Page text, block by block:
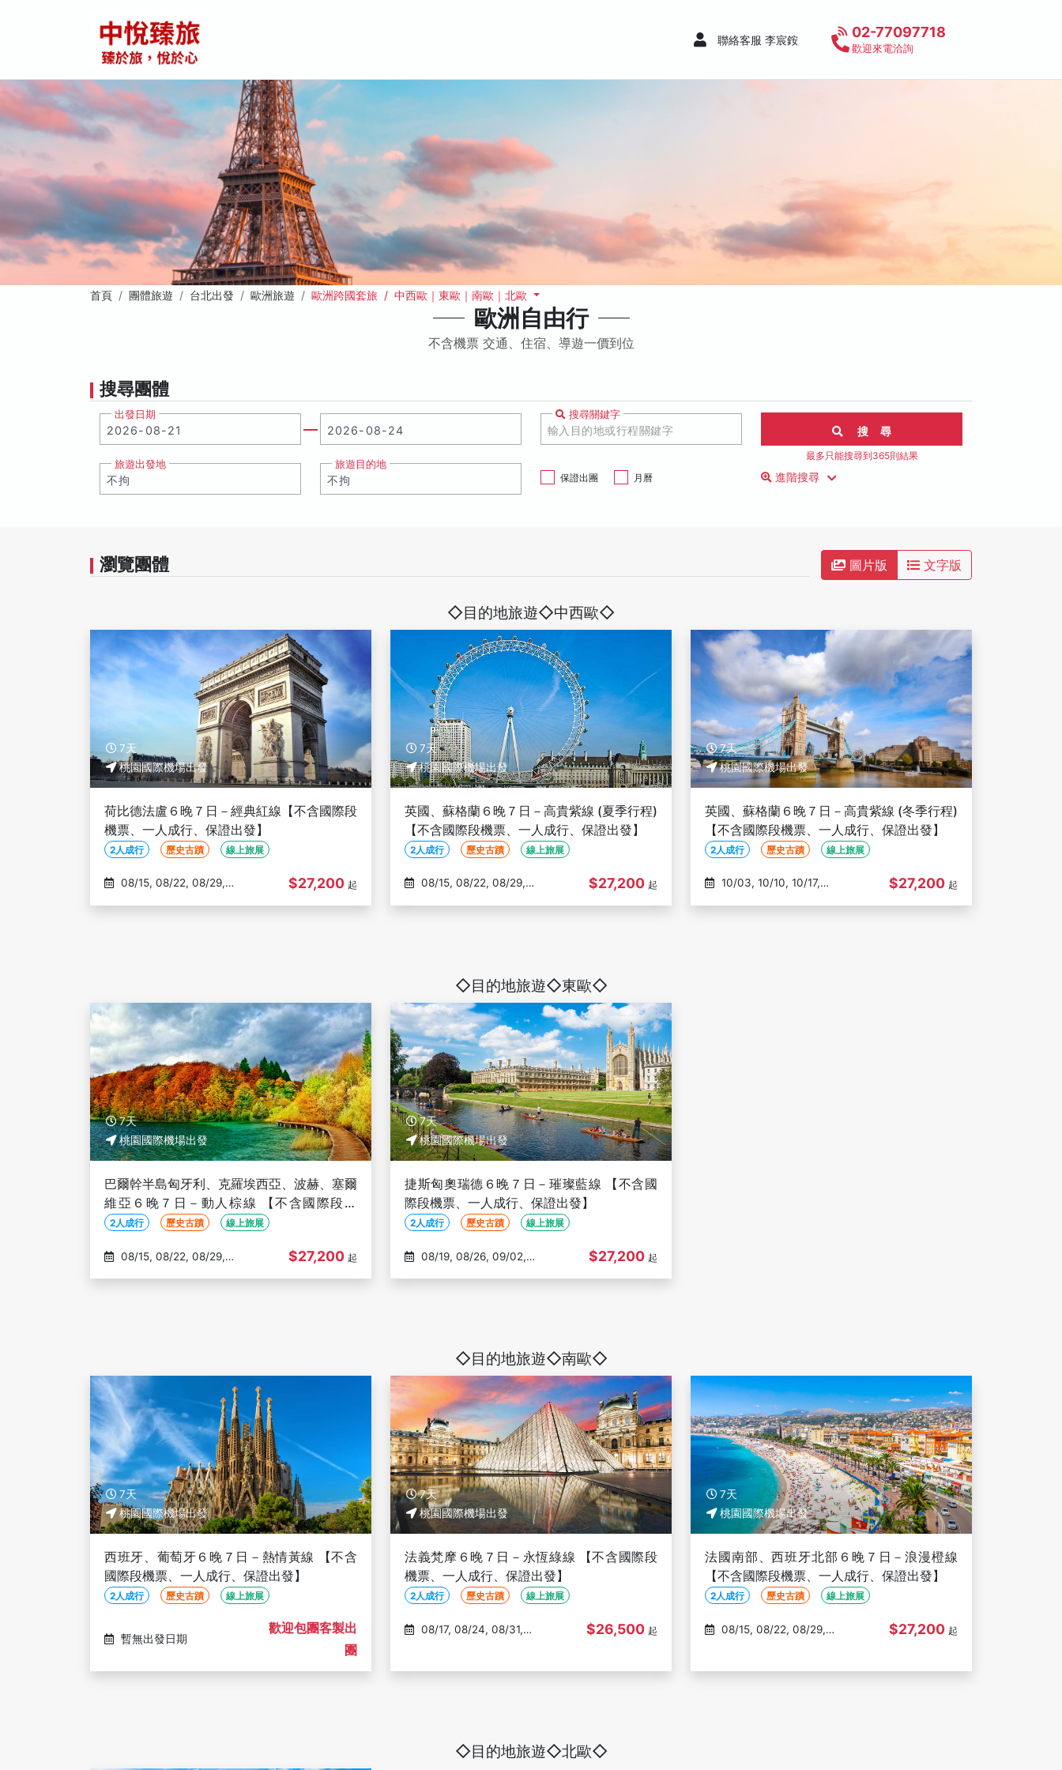
聯絡客服 李宸銨 02-77097718
歡迎來電洽詢
首頁 團體旅遊 台北出發 歐洲旅遊 歐洲跨國套旅 / 中西歐｜東歐｜南歐｜北歐
歐洲自由行
不含機票 交通、住宿、導遊一價到位
搜尋團體
出發日期 搜尋關鍵字
旅遊出發地
旅遊目的地
保證出團
月曆
搜 尋
最多只能搜尋到365則結果
進階搜尋
瀏覽團體 圖片版 文字版
◇目的地旅遊◇中西歐◇
7天
桃園國際機場出發
荷比德法盧６晚７日－經典紅線【不含國際段
機票、一人成行、保證出發】
2人成行 歷史古蹟 線上旅展
$27,200 起
7天
桃園國際機場出發
英國、蘇格蘭６晚７日－高貴紫線 (夏季行程)
【不含國際段機票、一人成行、保證出發】
2人成行 歷史古蹟 線上旅展
$27,200 起
7天
桃園國際機場出發
英國、蘇格蘭６晚７日－高貴紫線 (冬季行程)
【不含國際段機票、一人成行、保證出發】
2人成行 歷史古蹟 線上旅展
$27,200 起
◇目的地旅遊◇東歐◇
7天
桃園國際機場出發
巴爾幹半島匈牙利、克羅埃西亞、波赫、塞爾
維亞６晚７日－動人棕線 【不含國際段機
票、一人成行、保證出發】
2人成行 歷史古蹟 線上旅展
$27,200 起
7天
桃園國際機場出發
捷斯匈奧瑞德６晚７日－璀璨藍線 【不含國
際段機票、一人成行、保證出發】
2人成行 歷史古蹟 線上旅展
$27,200 起
◇目的地旅遊◇南歐◇
7天
桃園國際機場出發
西班牙、葡萄牙６晚７日－熱情黃線 【不含
國際段機票、一人成行、保證出發】
2人成行 歷史古蹟 線上旅展
暫無出發日期
歡迎包團客製出
團
7天
桃園國際機場出發
法義梵摩６晚７日－永恆綠線 【不含國際段
機票、一人成行、保證出發】
2人成行 歷史古蹟 線上旅展
$26,500 起
7天
桃園國際機場出發
法國南部、西班牙北部６晚７日－浪漫橙線
【不含國際段機票、一人成行、保證出發】
2人成行 歷史古蹟 線上旅展
$27,200 起
◇目的地旅遊◇北歐◇